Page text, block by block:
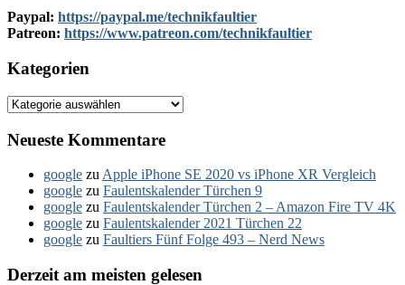
Paypal: https://paypal.me/technikfaultier
Patreon: https://www.patreon.com/technikfaultier
Kategorien
Kategorien
Neueste Kommentare
google zu Apple iPhone SE 2020 vs iPhone XR Vergleich
google zu Faulentskalender Türchen 9
google zu Faulentskalender Türchen 2 – Amazon Fire TV 4K
google zu Faulentskalender 2021 Türchen 22
google zu Faultiers Fünf Folge 493 – Nerd News
Derzeit am meisten gelesen